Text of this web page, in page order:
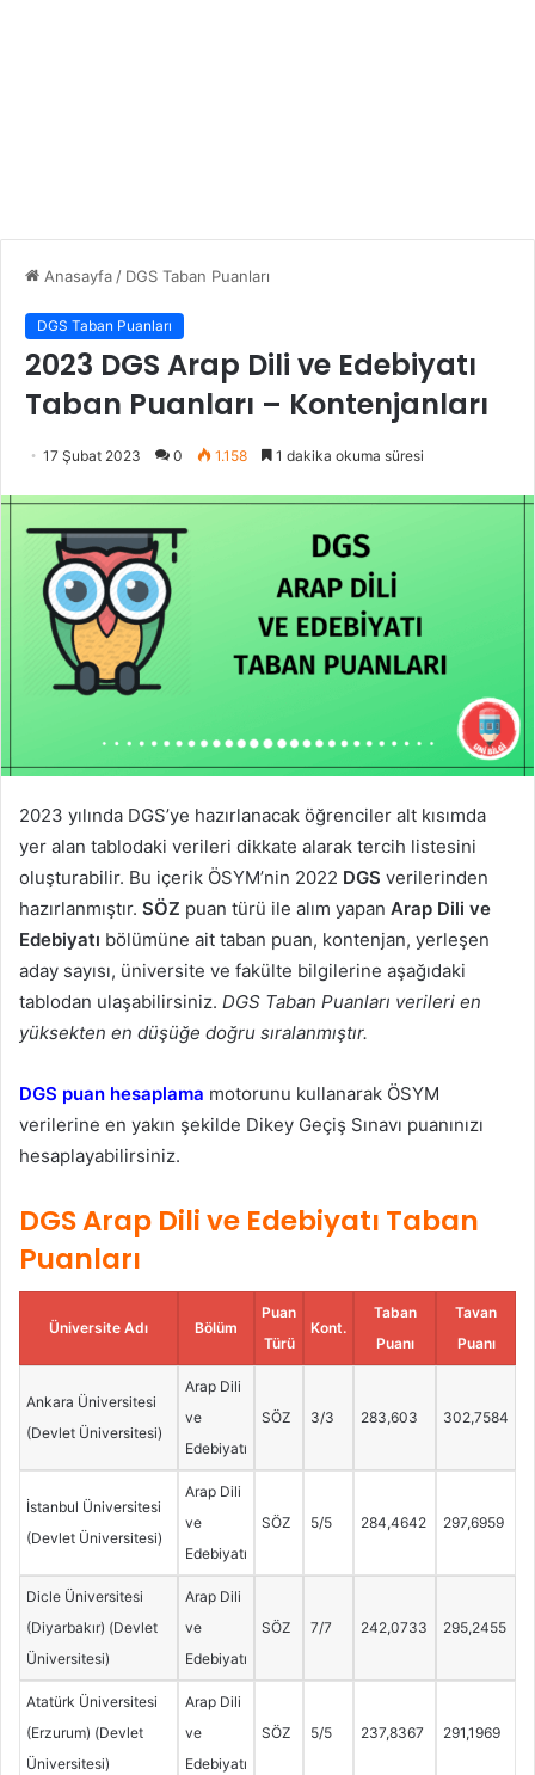
Anasayfa / DGS Taban Puanları
DGS Taban Puanları
2023 DGS Arap Dili ve Edebiyatı
Taban Puanları – Kontenjanları
17 Şubat 2023 0 1.158 1 dakika okuma süresi
2023 yılında DGS’ye hazırlanacak öğrenciler alt kısımda
yer alan tablodaki verileri dikkate alarak tercih listesini
oluşturabilir. Bu içerik ÖSYM’nin 2022 DGS verilerinden
hazırlanmıştır. SÖZ puan türü ile alım yapan Arap Dili ve
Edebiyatı bölümüne ait taban puan, kontenjan, yerleşen
aday sayısı, üniversite ve fakülte bilgilerine aşağıdaki
tablodan ulaşabilirsiniz. DGS Taban Puanları verileri en
yüksekten en düşüğe doğru sıralanmıştır.
DGS puan hesaplama motorunu kullanarak ÖSYM
verilerine en yakın şekilde Dikey Geçiş Sınavı puanınızı
hesaplayabilirsiniz.
DGS Arap Dili ve Edebiyatı Taban
Puanları
Üniversite Adı Bölüm
Puan
Türü
Kont.
Taban
Puanı
Tavan
Puanı
Ankara Üniversitesi
(Devlet Üniversitesi)
Arap Dili
ve
Edebiyatı
SÖZ 3/3 283,603 302,7584
İstanbul Üniversitesi
(Devlet Üniversitesi)
Arap Dili
ve
Edebiyatı
SÖZ 5/5 284,4642 297,6959
Dicle Üniversitesi
(Diyarbakır) (Devlet
Üniversitesi)
Arap Dili
ve
Edebiyatı
SÖZ 7/7 242,0733 295,2455
Atatürk Üniversitesi
(Erzurum) (Devlet
Üniversitesi)
Arap Dili
ve
Edebiyatı
SÖZ 5/5 237,8367 291,1969